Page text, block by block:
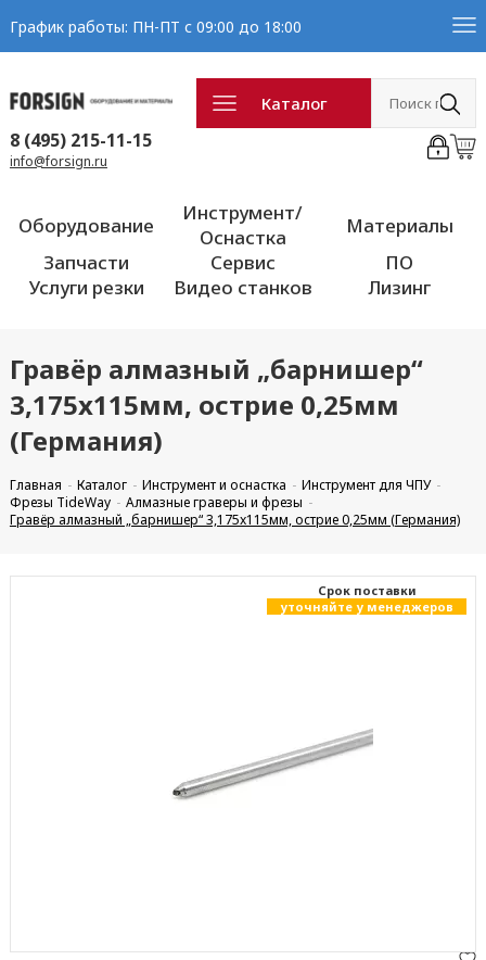
График работы: ПН-ПТ с 09:00 до 18:00
Каталог
8 (495) 215-11-15
info@forsign.ru
Оборудование
Инструмент/
Оснастка
Материалы
Запчасти
Сервис
ПО
Услуги резки
Видео станков Лизинг
Гравёр алмазный „барнишер“
3,175x115мм, острие 0,25мм
(Германия)
Главная Каталог Инструмент и оснастка
Инструмент для ЧПУ
Фрезы TideWay
Алмазные граверы и фрезы
Гравёр алмазный „барнишер“ 3,175x115мм, острие 0,25мм (Германия)
Cрок поставки
уточняйте у менеджеров